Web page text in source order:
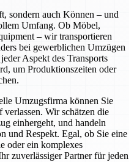
sondern auch Können – und
Umfang. Ob Möbel,
– wir transportieren
bei gewerblichen Umzügen
Aspekt des Transports
um Produktionszeiten oder
Umzugsfirma können Sie
Wir schätzen die
einhergeht, und handeln
und Respekt. Egal, ob Sie eine
oder ein komplexes
zuverlässiger Partner für jeden